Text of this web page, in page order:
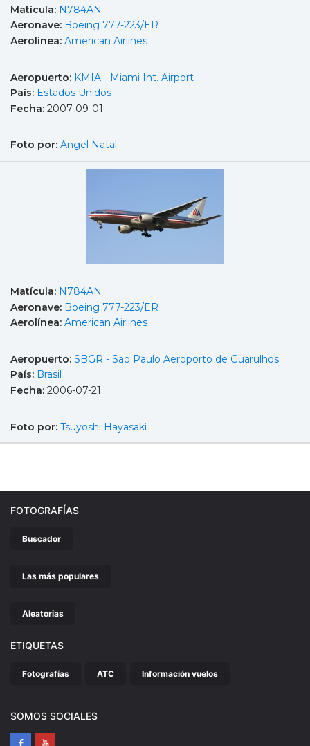
Matícula: N784AN
Aeronave: Boeing 777-223/ER
Aerolínea: American Airlines
Aeropuerto: KMIA - Miami Int. Airport
País: Estados Unidos
Fecha: 2007-09-01
Foto por: Angel Natal
Matícula: N784AN
Aeronave: Boeing 777-223/ER
Aerolínea: American Airlines
Aeropuerto: SBGR - Sao Paulo Aeroporto de Guarulhos
País: Brasil
Fecha: 2006-07-21
Foto por: Tsuyoshi Hayasaki
FOTOGRAFÍAS
Buscador
Las más populares
Aleatorias
ETIQUETAS
Fotografías ATC Información vuelos
SOMOS SOCIALES